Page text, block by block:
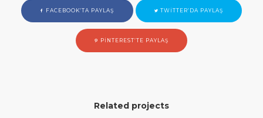
FACEBOOK’TA PAYLAŞ TWITTER’DA PAYLAŞ
PINTEREST’TE PAYLAŞ
Related projects